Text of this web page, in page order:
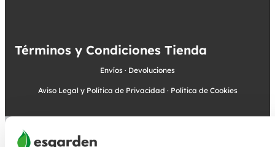
Términos y Condiciones Tienda
Envíos · Devoluciones
Aviso Legal y Política de Privacidad · Política de Cookies